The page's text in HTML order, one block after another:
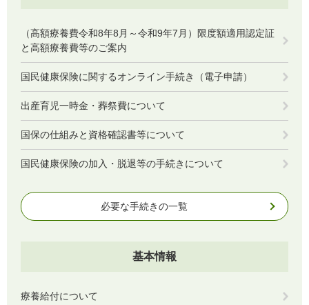
（高額療養費令和8年8月～令和9年7月）限度額適用認定証
と高額療養費等のご案内
国民健康保険に関するオンライン手続き（電子申請）
出産育児一時金・葬祭費について
国保の仕組みと資格確認書等について
国民健康保険の加入・脱退等の手続きについて
必要な手続きの一覧
基本情報
療養給付について